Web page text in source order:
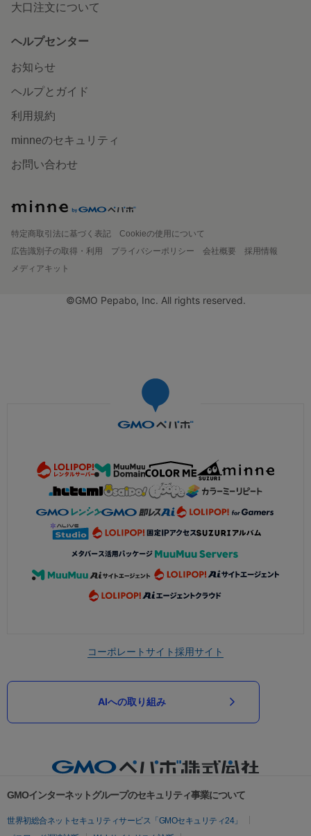
大口注文について
ヘルプセンター
お知らせ
ヘルプとガイド
利用規約
minneのセキュリティ
お問い合わせ
特定商取引法に基づく表記
Cookieの使用について
広告識別子の取得・利用
プライバシーポリシー 会社概要
採用情報
メディアキット
©GMO Pepabo, Inc. All rights reserved.
コーポレートサイト採用サイト
AIへの取り組み
GMOインターネットグループのセキュリティ事業について
世界初総合ネットセキュリティサービス「GMOセキュリティ24」